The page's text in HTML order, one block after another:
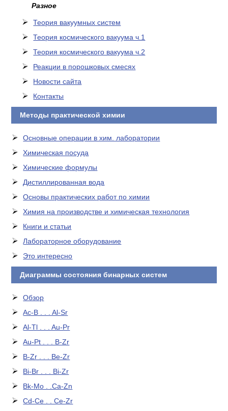
Разное
Теория вакуумных систем
Теория космического вакуума ч.1
Теория космического вакуума ч.2
Реакции в порошковых смесях
Новости сайта
Контакты
Методы практической химии
Основные операции в хим. лаборатории
Химическая посуда
Химические формулы
Дистиллированная вода
Основы практических работ по химии
Химия на производстве и химическая технология
Книги и статьи
Лабораторное оборудование
Это интересно
Диаграммы состояния бинарных систем
Обзор
Ac-B . . . Al-Sr
Al-Tl . . . Au-Pr
Au-Pt . . . B-Zr
B-Zr . . . Be-Zr
Bi-Br . . . Bi-Zr
Bk-Mo . .Ca-Zn
Cd-Ce . . Ce-Zr